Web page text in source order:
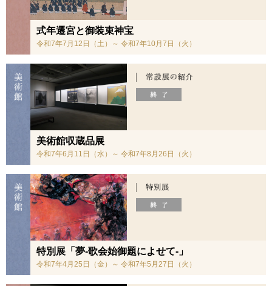
式年遷宮と御装束神宝
令和7年7月12日（土）～ 令和7年10月7日（火）
美術館収蔵品展
令和7年6月11日（水）～ 令和7年8月26日（火）
特別展「夢-歌会始御題によせて-」
令和7年4月25日（金）～ 令和7年5月27日（火）